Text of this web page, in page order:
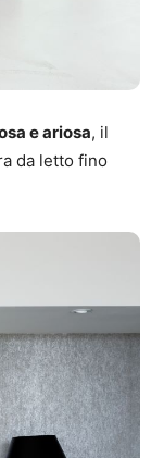
e ariosa, il
da letto fino